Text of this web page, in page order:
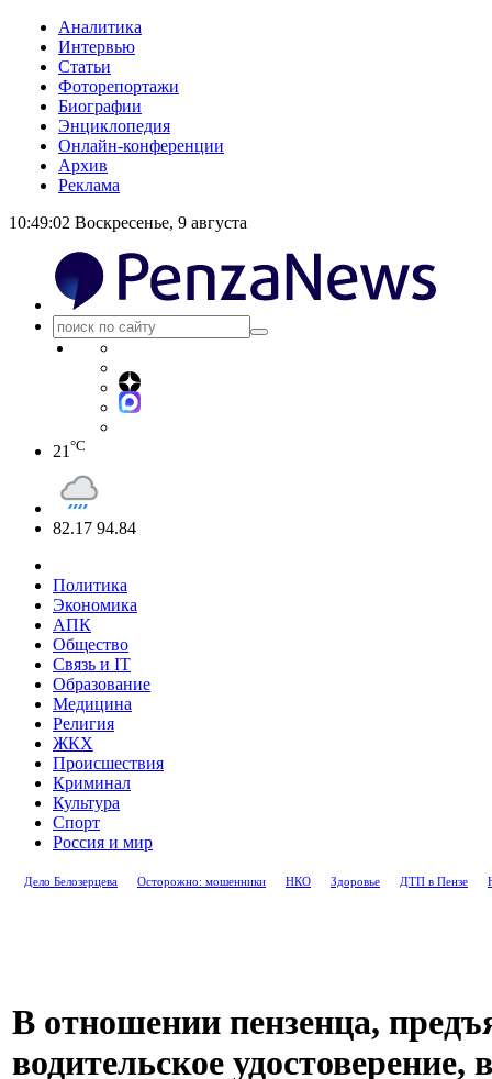
Аналитика
Интервью
Статьи
Фоторепортажи
Биографии
Энциклопедия
Онлайн-конференции
Архив
Реклама
10:49:02 Воскресенье, 9 августа
21 °C
82.17 94.84
Политика
Экономика
АПК
Общество
Связь и IT
Образование
Медицина
Религия
ЖКХ
Происшествия
Криминал
Культура
Спорт
Россия и мир
Дело Белозерцева Осторожно: мошенники НКО Здоровье ДТП в Пензе
В отношении пензенца,
водительское удостоверение,